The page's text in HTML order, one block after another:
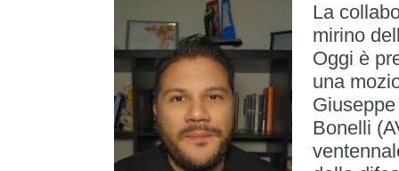
La
mirino
Oggi è
una
Bonelli